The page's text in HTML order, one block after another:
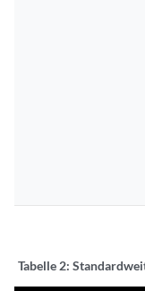
Tabelle 2: